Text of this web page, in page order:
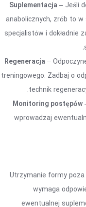
Suplementacja– Jeśli
anabolicznych, zrób to
specjalistów i dokładnie
Regeneracja–
treningowego. Zadbaj o
technik
Monitoring postępów
wprowadzaj
Utrzymanie formy
wymaga
ewentualnej